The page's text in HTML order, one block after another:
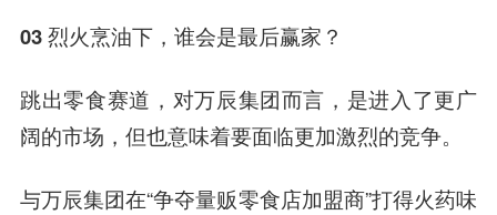
03 烈火烹油下，谁会是最后赢家？
跳出零食赛道，对万辰集团而言，是进入了更广
阔的市场，但也意味着要面临更加激烈的竞争。
与万辰集团在“争夺量贩零食店加盟商”打得火药味